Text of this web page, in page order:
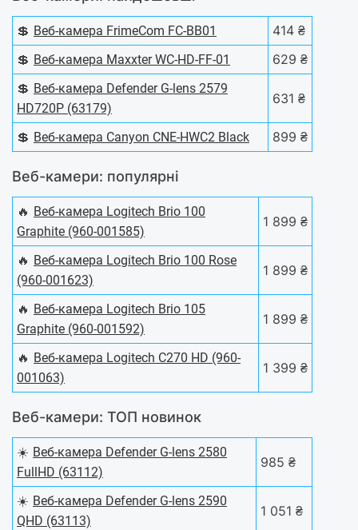
💲 Веб-камера FrimeCom FC-BB01
414 ₴
💲 Веб-камера Maxxter WC-HD-FF-01
629 ₴
💲 Веб-камера Defender G-lens 2579
HD720P (63179)
631 ₴
💲 Веб-камера Canyon CNE-HWC2 Black 899 ₴
Веб-камери: популярні
🔥 Веб-камера Logitech Brio 100
Graphite (960-001585)
1 899 ₴
🔥 Веб-камера Logitech Brio 100 Rose
(960-001623)
1 899 ₴
🔥 Веб-камера Logitech Brio 105
Graphite (960-001592)
1 899 ₴
🔥 Веб-камера Logitech C270 HD (960-
001063)
1 399 ₴
Веб-камери: ТОП новинок
☀️ Веб-камера Defender G-lens 2580
FullHD (63112)
985 ₴
☀️ Веб-камера Defender G-lens 2590
QHD (63113)
1 051 ₴